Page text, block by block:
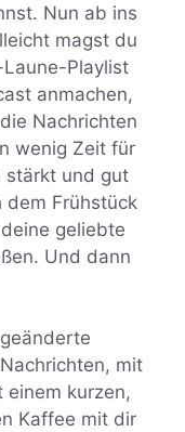
Nun ab ins
magst du
Playlist
anmachen,
Nachrichten
wenig Zeit für
stärkt und gut
dem Frühstück
geliebte
Und dann
mit
einem kurzen,
Kaffee mit dir